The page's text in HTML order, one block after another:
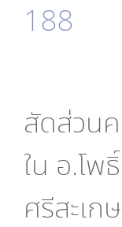
188
สัดส่วน
ใน อ.โพ
ศรีสะเกษ